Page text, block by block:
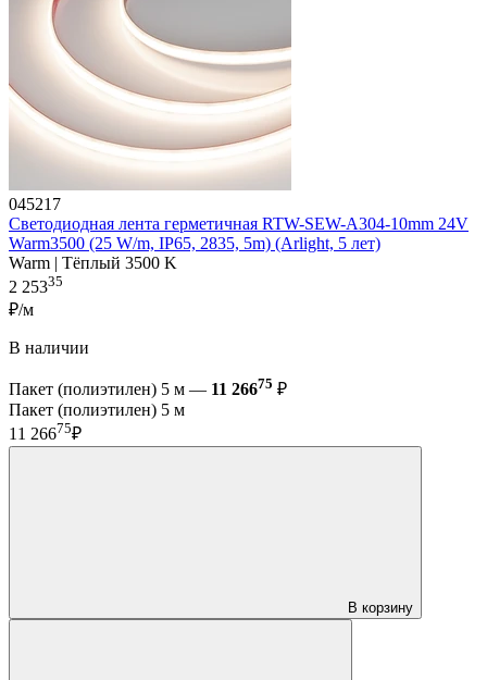
045217
Светодиодная лента герметичная RTW-SEW-A304-10mm 24V
Warm3500 (25 W/m, IP65, 2835, 5m) (Arlight, 5 лет)
Warm | Тёплый 3500 K
2 25335
₽/м
В наличии
Пакет (полиэтилен) 5 м — 11 26675 ₽
Пакет (полиэтилен) 5 м
11 26675₽
В корзину